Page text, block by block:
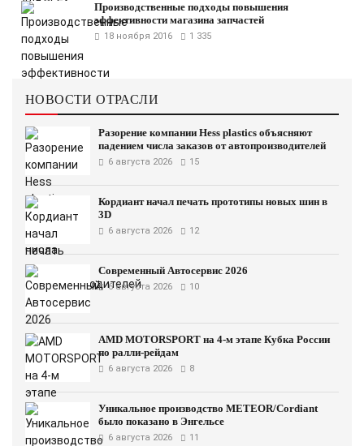
Производственные подходы повышения
эффективности магазина запчастей
18 ноября 2016 1 335
НОВОСТИ ОТРАСЛИ
Разорение компании Hess plastics объясняют
падением числа заказов от автопроизводителей
6 августа 2026 15
Кордиант начал печать прототипы новых шин в
3D
6 августа 2026 12
Современный Автосервис 2026
6 августа 2026 10
AMD MOTORSPORT на 4-м этапе Кубка России
по ралли-рейдам
6 августа 2026 8
Уникальное производство METEOR/Cordiant
было показано в Энгельсе
6 августа 2026 11